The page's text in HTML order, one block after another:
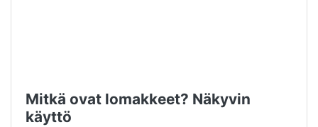
Mitkä ovat lomakkeet? Näkyvin
käyttö